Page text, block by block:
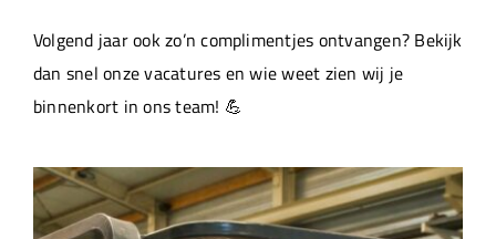
Volgend jaar ook zo’n complimentjes ontvangen? Bekijk
dan snel onze vacatures en wie weet zien wij je
binnenkort in ons team! 💪